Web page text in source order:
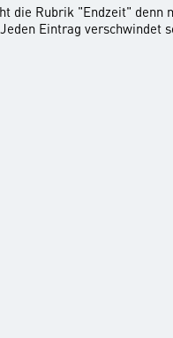
die Rubrik "Endzeit" denn
Eintrag verschwindet